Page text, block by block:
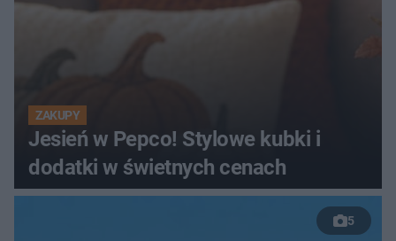
ZAKUPY
Jesień w Pepco! Stylowe kubki i
dodatki w świetnych cenach
5